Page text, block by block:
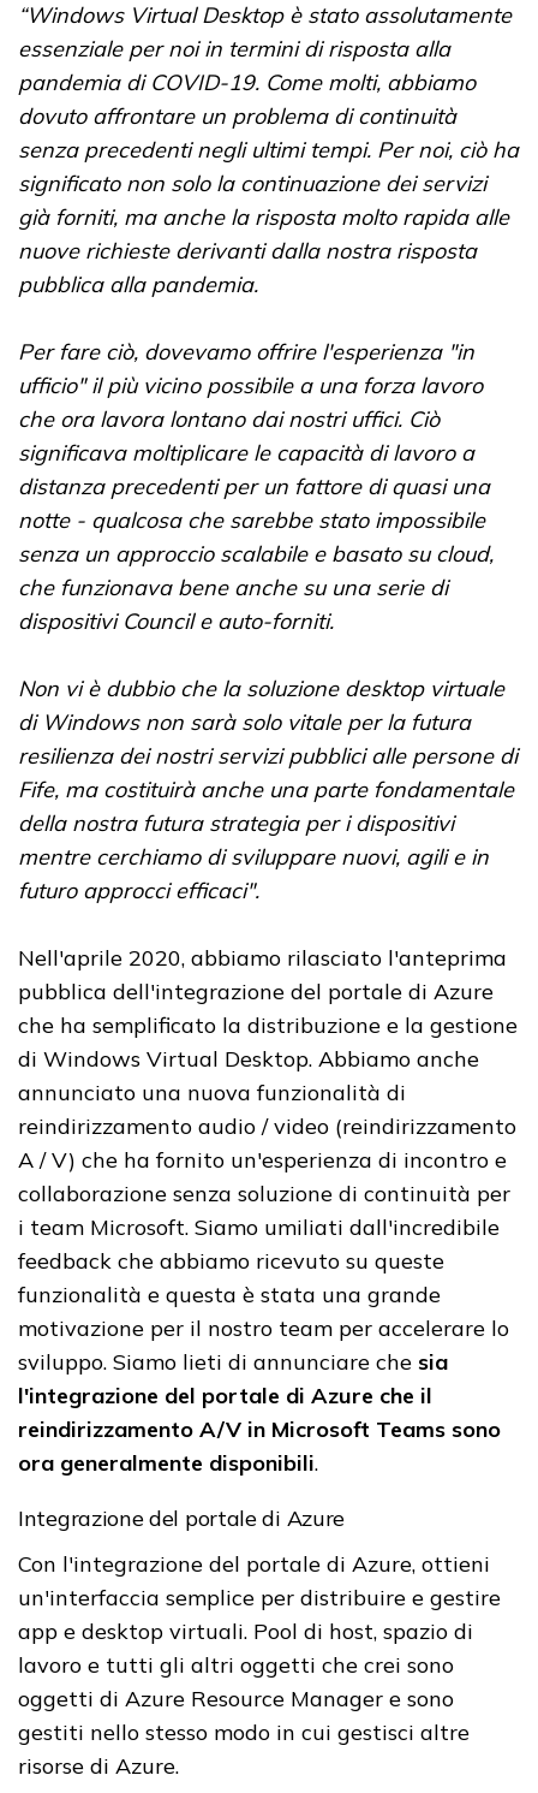
“Windows Virtual Desktop è stato assolutamente
essenziale per noi in termini di risposta alla
pandemia di COVID-19. Come molti, abbiamo
dovuto affrontare un problema di continuità
senza precedenti negli ultimi tempi. Per noi, ciò ha
significato non solo la continuazione dei servizi
già forniti, ma anche la risposta molto rapida alle
nuove richieste derivanti dalla nostra risposta
pubblica alla pandemia.
Per fare ciò, dovevamo offrire l'esperienza "in
ufficio" il più vicino possibile a una forza lavoro
che ora lavora lontano dai nostri uffici. Ciò
significava moltiplicare le capacità di lavoro a
distanza precedenti per un fattore di quasi una
notte - qualcosa che sarebbe stato impossibile
senza un approccio scalabile e basato su cloud,
che funzionava bene anche su una serie di
dispositivi Council e auto-forniti.
Non vi è dubbio che la soluzione desktop virtuale
di Windows non sarà solo vitale per la futura
resilienza dei nostri servizi pubblici alle persone di
Fife, ma costituirà anche una parte fondamentale
della nostra futura strategia per i dispositivi
mentre cerchiamo di sviluppare nuovi, agili e in
futuro approcci efficaci".
Nell'aprile 2020, abbiamo rilasciato l'anteprima
pubblica dell'integrazione del portale di Azure
che ha semplificato la distribuzione e la gestione
di Windows Virtual Desktop. Abbiamo anche
annunciato una nuova funzionalità di
reindirizzamento audio / video (reindirizzamento
A / V) che ha fornito un'esperienza di incontro e
collaborazione senza soluzione di continuità per
i team Microsoft. Siamo umiliati dall'incredibile
feedback che abbiamo ricevuto su queste
funzionalità e questa è stata una grande
motivazione per il nostro team per accelerare lo
sviluppo. Siamo lieti di annunciare che sia
l'integrazione del portale di Azure che il
reindirizzamento A/V in Microsoft Teams sono
ora generalmente disponibili.
Integrazione del portale di Azure
Con l'integrazione del portale di Azure, ottieni
un'interfaccia semplice per distribuire e gestire
app e desktop virtuali. Pool di host, spazio di
lavoro e tutti gli altri oggetti che crei sono
oggetti di Azure Resource Manager e sono
gestiti nello stesso modo in cui gestisci altre
risorse di Azure.